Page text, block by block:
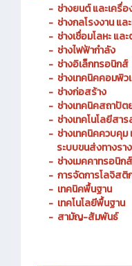
- ช่างยนต์ และเครื่
- ช่างกลโรงงาน แ
- ช่างเชื่อมโลหะ แ
- ช่างไฟฟ้ากำลัง
- ช่างอิเล็กทรอนิกส์
- ช่างเทคนิคคอมพิว
- ช่างก่อสร้าง
- ช่างเทคนิคสถาปัต
- ช่างเทคโนโลยีสา
- ช่างเทคนิคควบคุม
ระบบขนส่งทางราง
- ช่างเมคคาทรอนิก
- การจัดการโลจิสติ
- เทคนิคพื้นฐาน
- เทคโนโลยีพื้นฐาน
- สามัญ-สัมพันธ์